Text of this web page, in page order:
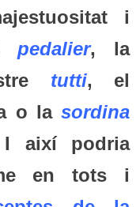
i
pedalier, la
tutti, el
o lasordina
I així podria
en tots i